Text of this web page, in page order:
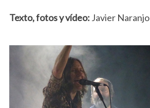
Texto, fotos y vídeo: Javier Naranjo